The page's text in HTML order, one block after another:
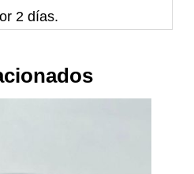
2 días.